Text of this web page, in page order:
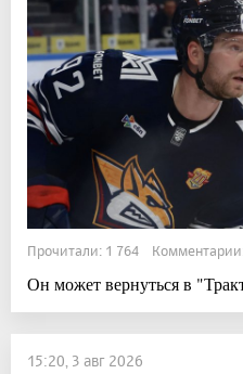
Прочитали: 1 764
Он может вернуться в
15:20, 3 авг 2026